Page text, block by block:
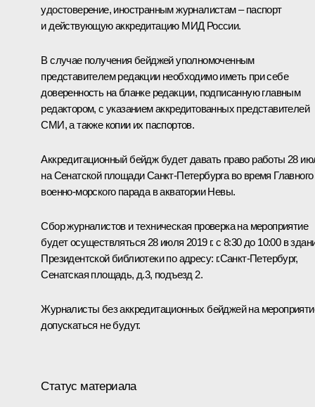
удостоверение, иностранным журналистам – паспорт
и действующую аккредитацию МИД России.
В случае получения бейджей уполномоченным
представителем редакции необходимо иметь при себе
доверенность на бланке редакции, подписанную главным
редактором, с указанием аккредитованных представителей
СМИ, а также копии их паспортов.
Аккредитационный бейдж будет давать право работы 28
на Сенатской площади Санкт-Петербурга во время Главного
военно-морского парада в акватории Невы.
Сбор журналистов и техническая проверка на мероприятие
будет осуществляться 28 июля 2019 г. с 8:30 до 10:00 в
Президентской библиотеки по адресу: г.Санкт-Петербург,
Сенатская площадь, д.3, подъезд 2.
Журналисты без аккредитационных бейджей на
допускаться не будут.
Статус материала